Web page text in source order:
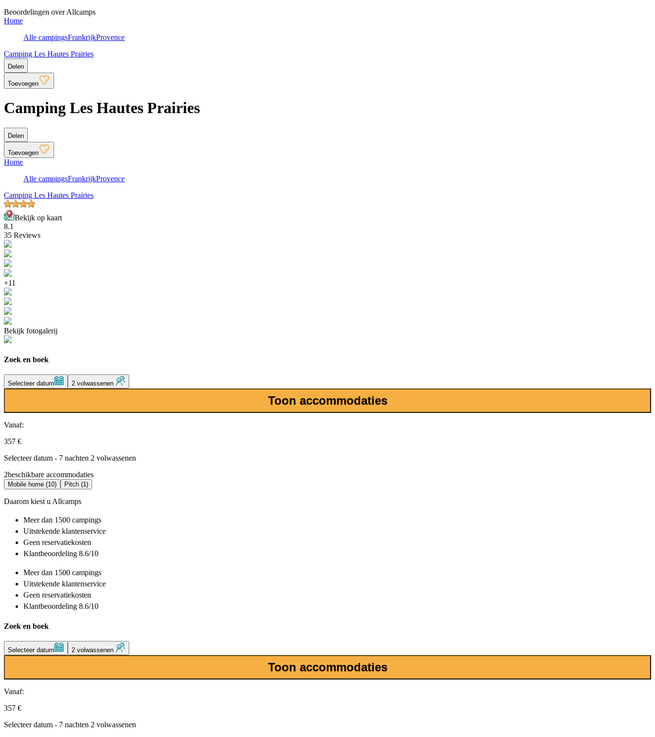
Beoordelingen over Allcamps
Home
Alle campingsFrankrijkProvence
Camping Les Hautes Prairies
Delen
Toevoegen
Camping Les Hautes Prairies
Delen
Toevoegen
Home
Alle campingsFrankrijkProvence
Camping Les Hautes Prairies
Bekijk op kaart
8.1
35 Reviews
+11
Bekijk fotogalerij
Zoek en boek
Selecteer datum 2 volwassenen
Toon accommodaties
Vanaf:
357 €
Selecteer datum - 7 nachten 2 volwassenen
2beschikbare accommodaties
Mobile home (10) Pitch (1)
Daarom kiest u Allcamps
Meer dan 1500 campings
Uitstekende klantenservice
Geen reservatiekosten
Klantbeoordeling 8.6/10
Meer dan 1500 campings
Uitstekende klantenservice
Geen reservatiekosten
Klantbeoordeling 8.6/10
Zoek en boek
Selecteer datum 2 volwassenen
Toon accommodaties
Vanaf:
357 €
Selecteer datum - 7 nachten 2 volwassenen